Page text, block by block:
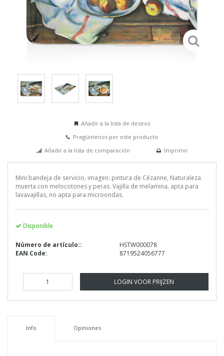
Añadir a la lista de deseos
Pregúntenos por este producto
Añadir a la lista de comparación
Imprimir
Mini bandeja de servicio, imagen: pintura de Cézanne, Naturaleza
muerta con melocotones y peras. Vajilla de melamina, apta para
lavavajillas, no apta para microondas.
Disponible
Número de artículo::
HSTW000078
EAN Code:
8719524056777
LOGIN VOOR PRIJZEN
Info Opiniones